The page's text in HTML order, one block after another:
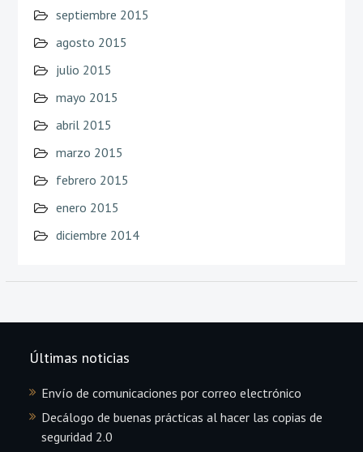
septiembre 2015
agosto 2015
julio 2015
mayo 2015
abril 2015
marzo 2015
febrero 2015
enero 2015
diciembre 2014
Últimas noticias
Envío de comunicaciones por correo electrónico
Decálogo de buenas prácticas al hacer las copias de
seguridad 2.0